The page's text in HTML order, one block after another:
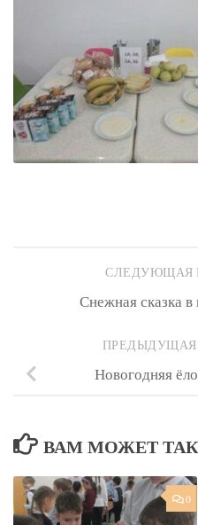
СЛЕДУЮЩАЯ
Снежная сказка
Новогодняя
ВАМ МОЖЕТ
0